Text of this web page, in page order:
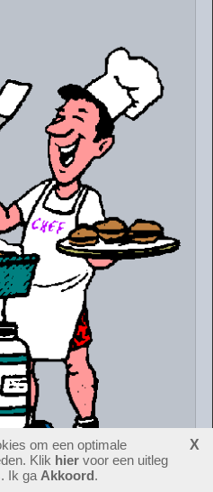
...... de jaarlijkse
om een optimale
Klik hiervoor een uitleg
Ik ga Akkoord.
X